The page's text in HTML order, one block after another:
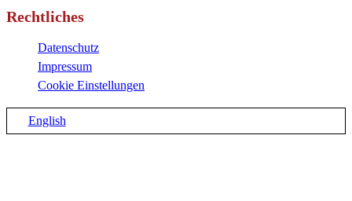
Rechtliches
Datenschutz
Impressum
Cookie Einstellungen
English